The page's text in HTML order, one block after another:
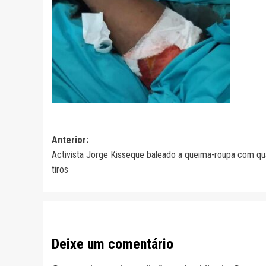
Navegação
de
Anterior:
Activista Jorge Kisseque baleado a queima-roupa com
tiros
Deixe um comentário